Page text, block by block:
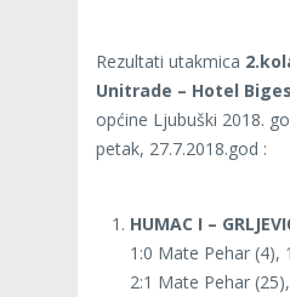
Rezultati utakmica
Unitrade – Hotel
općine Ljubuški 2018.
petak, 27.7.2018.god :
HUMAC I –
1:0 Mate Pehar (4),
2:1 Mate Pehar